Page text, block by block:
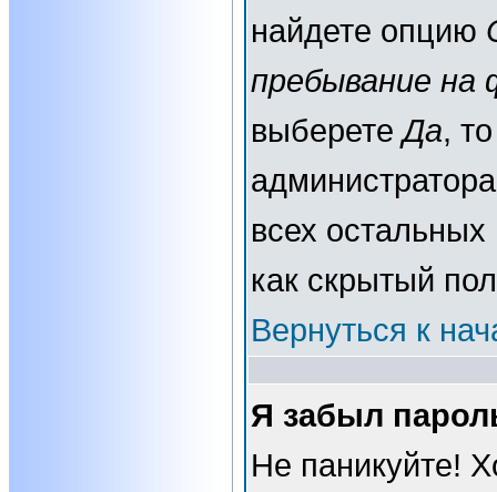
найдете опцию
пребывание на
выберетеДа,
всех
как скрытый
Вернуться к
Я забыл
Не паникуйте!